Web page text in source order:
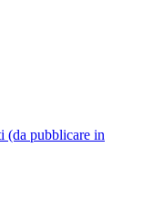
(da pubblicare in